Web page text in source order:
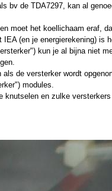
bv de TDA7297, kan al
moet het koellichaam eraf,
(en je energierekening) is
kun je al bijna niet
als de versterker wordt
modules.
en zulke